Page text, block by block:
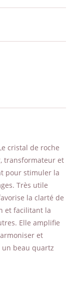
cristal de roche
transformateur et
pour stimuler la
Très utile
la clarté de
et facilitant la
Elle amplifie
et
beau quartz